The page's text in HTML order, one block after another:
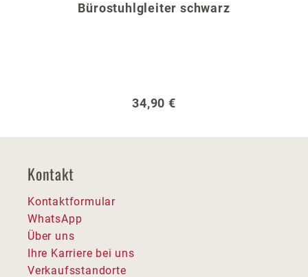
Bürostuhlgleiter schwarz
Regulärer Preis:
34,90 €
Kontakt
Kontaktformular
WhatsApp
Über uns
Ihre Karriere bei uns
Verkaufsstandorte